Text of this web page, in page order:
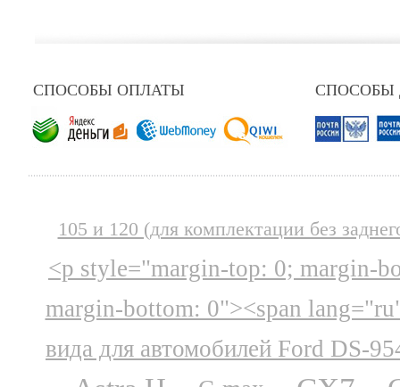
СПОСОБЫ ОПЛАТЫ СПОСОБЫ
105 и 120 (для комплектации без
<p style="margin-top: 0; margin-
margin-bottom: 0"><span
вида для автомобилей Ford DS-